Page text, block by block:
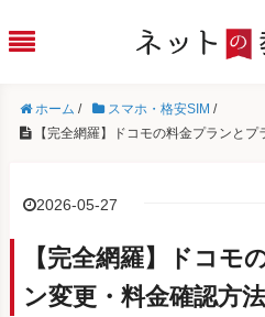
ホーム / スマホ・格安SIM /
【完全網羅】ドコモの料金プランと
2026-05-27
【完全網羅】ドコモ
ン変更・料金確認方